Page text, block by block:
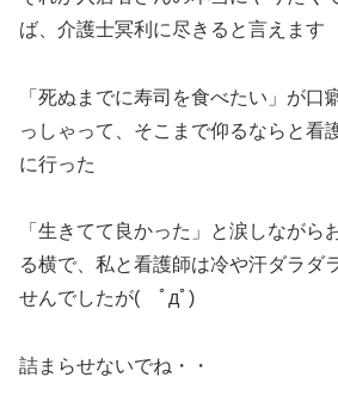
ば、介護士冥利に尽きると言えます
「死ぬまでに寿司を食べたい」が口
っしゃって、そこまで仰るならと看
に行った
「生きてて良かった」と涙しながら
る横で、私と看護師は冷や汗ダラダ
せんでしたが( ﾟдﾟ)
詰まらせないでね・・